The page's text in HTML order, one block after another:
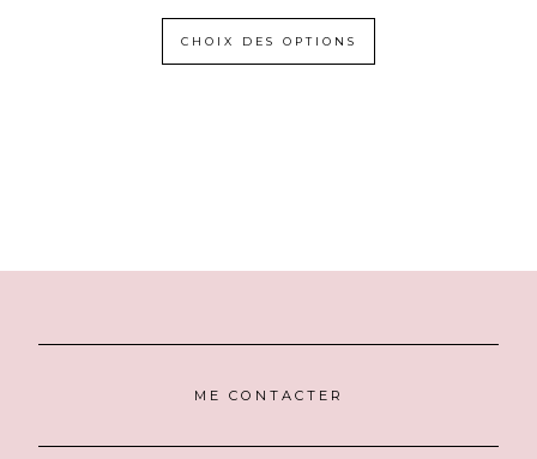
CHOIX DES OPTIONS
ME CONTACTER